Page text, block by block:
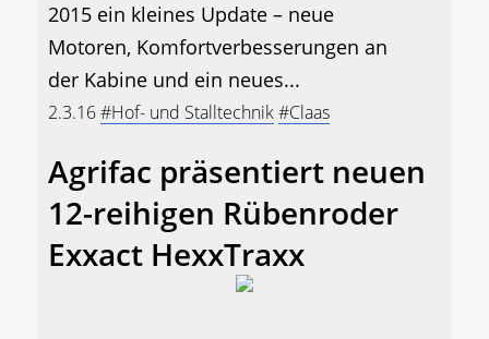
2015 ein kleines Update – neue
Motoren, Komfortverbesserungen an
der Kabine und ein neues...
2.3.16#Hof- und Stalltechnik#Claas
Agrifac präsentiert neuen
12-reihigen Rübenroder
Exxact HexxTraxx